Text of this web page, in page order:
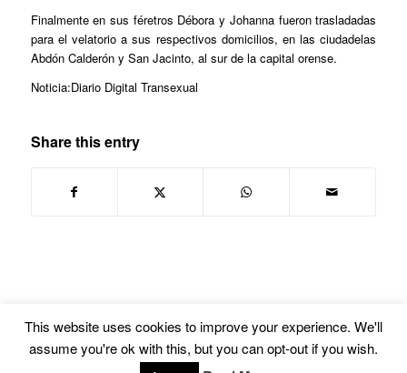
Finalmente en sus féretros Débora y Johanna fueron trasladadas
para el velatorio a sus respectivos domicilios, en las ciudadelas
Abdón Calderón y San Jacinto, al sur de la capital orense.
Noticia:Diario Digital Transexual
Share this entry
© Copyright -Euskal Herriko Gay-Les Askapen Mugimendua- powered by
This website uses cookies to improve your experience. We'll
assume you're ok with this, but you can opt-out if you wish.